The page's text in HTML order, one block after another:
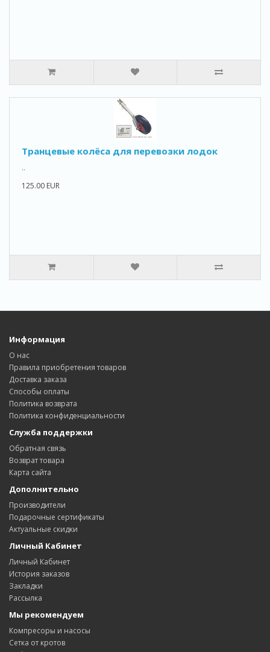
Транцевые колёса для перевозки лодок
..
125.00 EUR
Информация
О нас
Правила приобретения товаров
Доставка заказa
Способы оплаты
Политика возвратa
Политика конфиденциальности
Служба поддержки
Обратная связь
Возврат товара
Карта сайта
Дополнительно
Производители
Подарочные сертификаты
Актуальные скидки
Личный Кабинет
Личный Кабинет
История заказов
Закладки
Рассылка
Мы рекомендуем
Компресоры и насосы
Сетка от кротов